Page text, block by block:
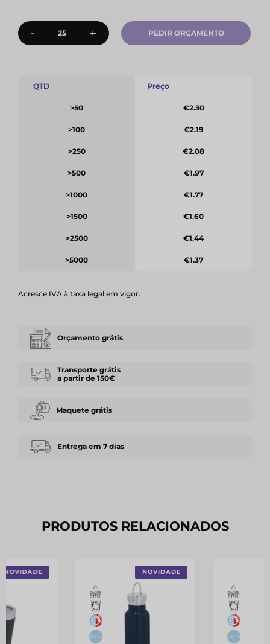
- + PEDIR ORÇAMENTO
QTD
>50
>100
>250
>500
>1000
>1500
>2500
>5000
Preço
€2.30
€2.19
€2.08
€1.97
€1.77
€1.60
€1.44
€1.37
Acresce IVA à taxa legal em vigor.
Orçamento grátis
Transporte grátis
a partir de 150€
Maquete grátis
Entrega em 7 dias
PRODUTOS RELACIONADOS
NOVIDADE NOVIDADE